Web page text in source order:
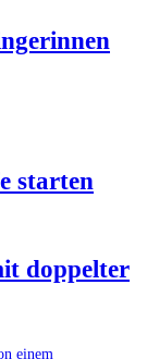
star­ten
dop­pel­ter